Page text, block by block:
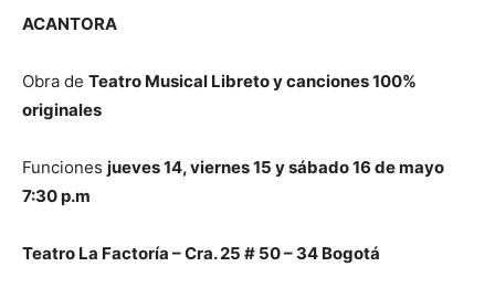
ACANTORA
Obra de Teatro Musical Libreto y canciones 100%
originales
Funciones jueves 14, viernes 15 y sábado 16 de mayo
7:30 p.m
Teatro La Factoría – Cra. 25 # 50 – 34 Bogotá